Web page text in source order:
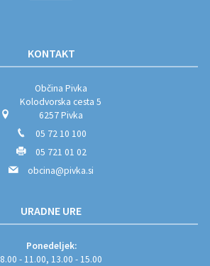
KONTAKT
Občina Pivka
Kolodvorska cesta 5
6257 Pivka
05 72 10 100
05 721 01 02
obcina@pivka.si
URADNE URE
Ponedeljek:
8.00 - 11.00, 13.00 - 15.00